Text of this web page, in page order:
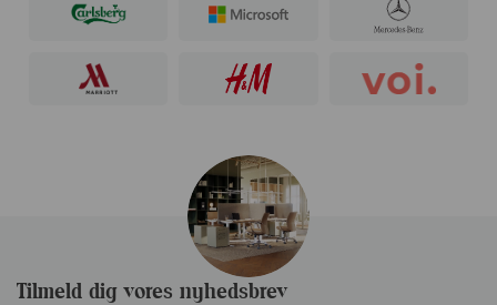
Tilmeld dig vores nyhedsbrev